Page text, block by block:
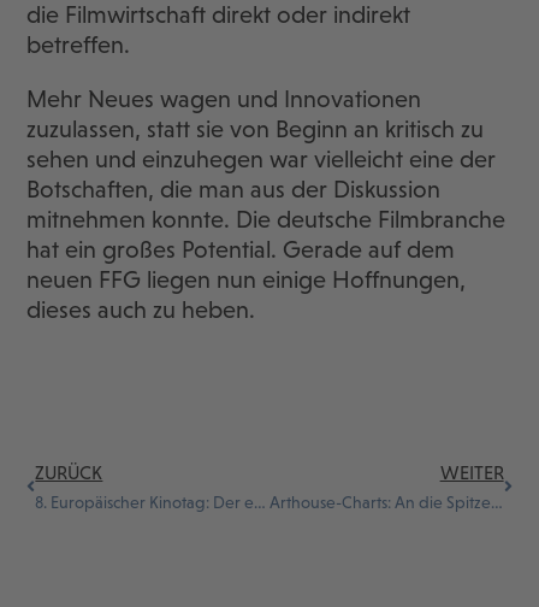
die Filmwirtschaft direkt oder indirekt
betreffen.
Mehr Neues wagen und Innovationen
zuzulassen, statt sie von Beginn an kritisch zu
sehen und einzuhegen war vielleicht eine der
Botschaften, die man aus der Diskussion
mitnehmen konnte. Die deutsche Filmbranche
hat ein großes Potential. Gerade auf dem
neuen FFG liegen nun einige Hoffnungen,
dieses auch zu heben.
ZURÜCK
8. Europäischer Kinotag: Der europäische Film hat seine Heimat im Arthouse-Kino
WEITER
Arthouse-Charts: An die Spitze geklettert